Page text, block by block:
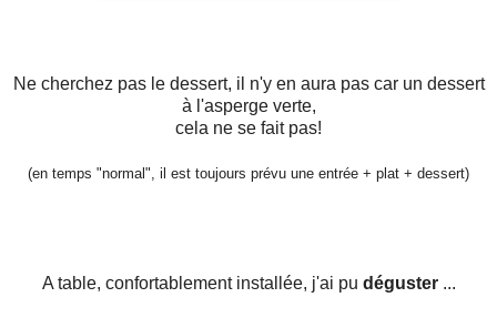
Ne cherchez pas le dessert, il n'y en aura pas car un dessert
à l'asperge verte,
cela ne se fait pas!
(en temps "normal", il est toujours prévu une entrée + plat + dessert)
A table, confortablement installée, j'ai pu déguster...